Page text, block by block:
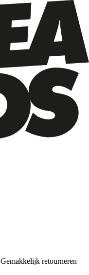
Gemakkelijk retourneren